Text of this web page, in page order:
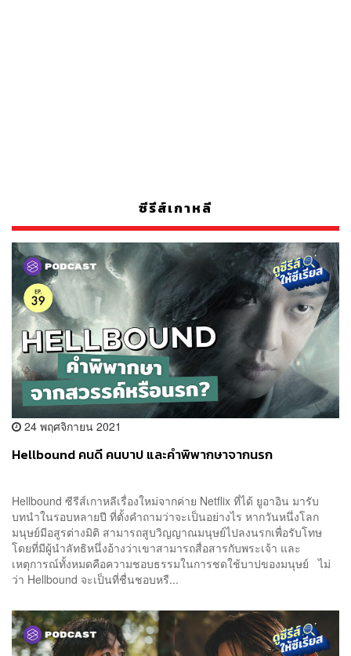
ซีรีส์เกาหลี
24 พฤศจิกายน 2021
Hellbound คนดี คนบาป และคำพิพากษาจากนรก
Hellbound ซีรีส์เกาหลีเรื่องใหม่จากค่าย Netflix ที่ได้ ยูอาอิน มารับ
บทนำในรอบหลายปี ที่ตั้งคำถามว่าจะเป็นอย่างไร หากวันหนึ่งโลก
มนุษย์มีอสูรต่างมิติ สามารถสูบวิญญาณมนุษย์ไปลงนรกเพื่อรับโทษ
โดยที่มีผู้นำลัทธิหนึ่งอ้างว่าเขาสามารถสื่อสารกับพระเจ้า และ
เหตุการณ์ทั้งหมดคือความชอบธรรมในการชดใช้บาปของมนุษย์ ไม่
ว่า Hellbound จะเป็นที่ชื่นชอบหรื...